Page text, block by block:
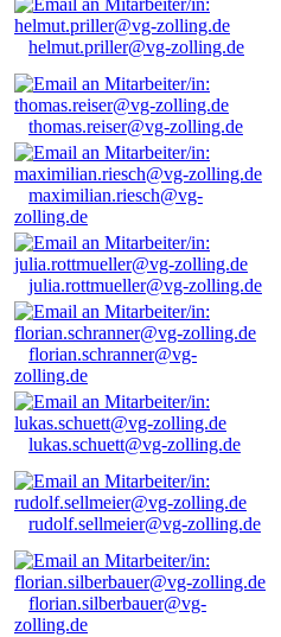
helmut.priller@vg-zolling.de
thomas.reiser@vg-zolling.de
maximilian.riesch@vg-
zolling.de
julia.rottmueller@vg-zolling.de
florian.schranner@vg-
zolling.de
lukas.schuett@vg-zolling.de
rudolf.sellmeier@vg-zolling.de
florian.silberbauer@vg-
zolling.de